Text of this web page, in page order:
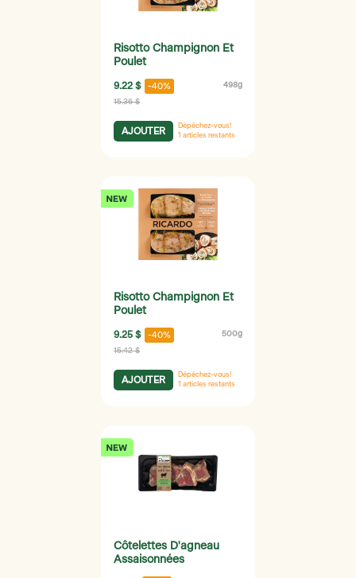
Risotto Champignon Et
Poulet
9.22 $ -40% 498g
15.36 $
AJOUTER
Dépêchez-vous!
1 articles restants
Risotto Champignon Et
Poulet
9.25 $ -40% 500g
15.42 $
AJOUTER
Dépêchez-vous!
1 articles restants
Côtelettes D'agneau
Assaisonnées